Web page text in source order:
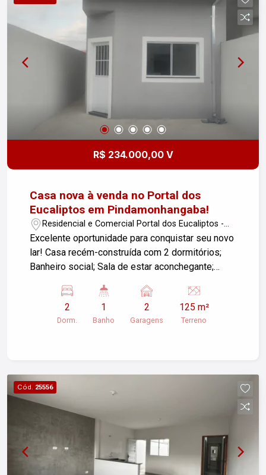
* 2 banheiros * Sala integrada * Cozinha funcional
* Área externa * Espaço para futura área gourmet
* Vaga para veículos * Excelente iluminação e
ventilação Diferenciais: * Casas novas * Região
em constante valorização * Próximo ao centro
comercial de Pindamonhangaba * Fácil acesso
ocupação * Próximo a novos empreendimentos e
áreas de expansão * Aceita financiamento Entre
em contato para mais informações e agende uma
R$ 234.000,00 V
Casa nova à venda no Portal dos
Eucaliptos em Pindamonhangaba!
Residencial e Comercial Portal dos Eucaliptos -
Pindamonhangaba/SP
Excelente oportunidade para conquistar seu novo
lar! Casa recém-construída com 2 dormitórios;
Banheiro social; Sala de estar aconchegante;
distribuído, ideal para quem busca conforto e
praticidade em um bairro tranquilo e valorizado.
2
Dorm.
1
Banho
2
Garagens
125 m²
Terreno
Cód. 25556